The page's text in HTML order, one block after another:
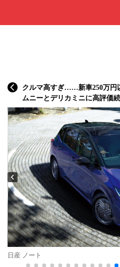
クルマ高すぎ……新車250万
ムニーとデリカミニに高評価
日産 ノート